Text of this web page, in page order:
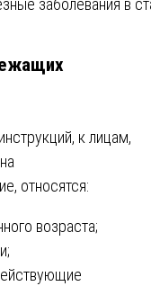
заболевания в
к лицам,
относятся:
возраста;